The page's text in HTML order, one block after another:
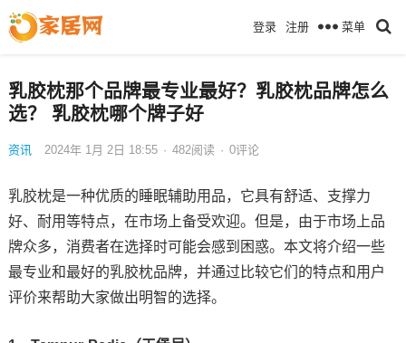
登录 注册 菜单
乳胶枕那个品牌最专业最好？乳胶枕品牌怎么
选？ 乳胶枕哪个牌子好
资讯 2024年 1月 2日 18:55 · 482阅读 · 0评论
乳胶枕是一种优质的睡眠辅助用品，它具有舒适、支撑力
好、耐用等特点，在市场上备受欢迎。但是，由于市场上品
牌众多，消费者在选择时可能会感到困惑。本文将介绍一些
最专业和最好的乳胶枕品牌，并通过比较它们的特点和用户
评价来帮助大家做出明智的选择。